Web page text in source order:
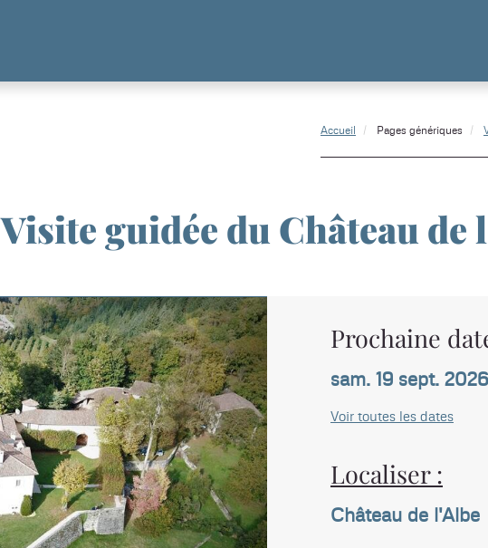
Accueil Pages génériques
Visite guidée du Château de
Prochaine
sam. 19 sept. 2026
Voir toutes les dates
Localiser :
Château de l'Albe